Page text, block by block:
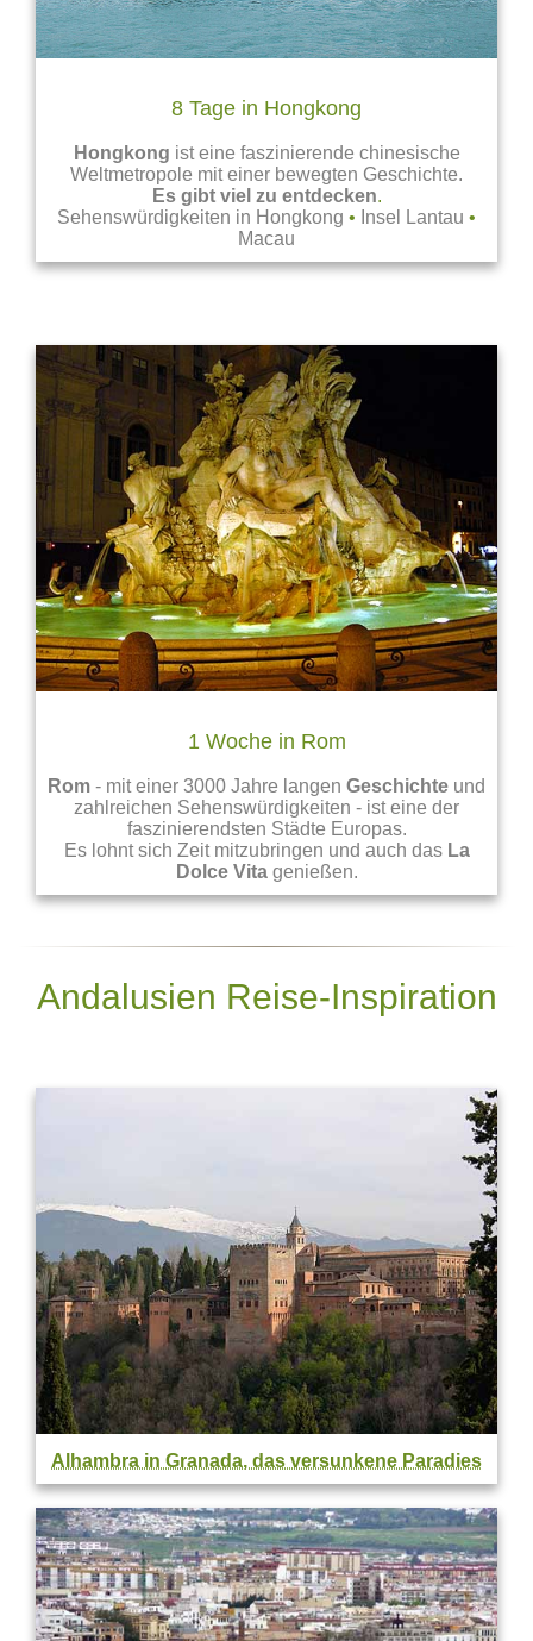
8 Tage in Hongkong
Hongkong ist eine faszinierende chinesische
Weltmetropole mit einer bewegten Geschichte.
Es gibt viel zu entdecken.
Sehenswürdigkeiten in Hongkong • Insel Lantau •
Macau
1 Woche in Rom
Rom - mit einer 3000 Jahre langen Geschichte und
zahlreichen Sehenswürdigkeiten - ist eine der
faszinierendsten Städte Europas.
Es lohnt sich Zeit mitzubringen und auch das La
Dolce Vitagenießen.
Andalusien Reise-Inspiration
Alhambra in Granada, das versunkene Paradies